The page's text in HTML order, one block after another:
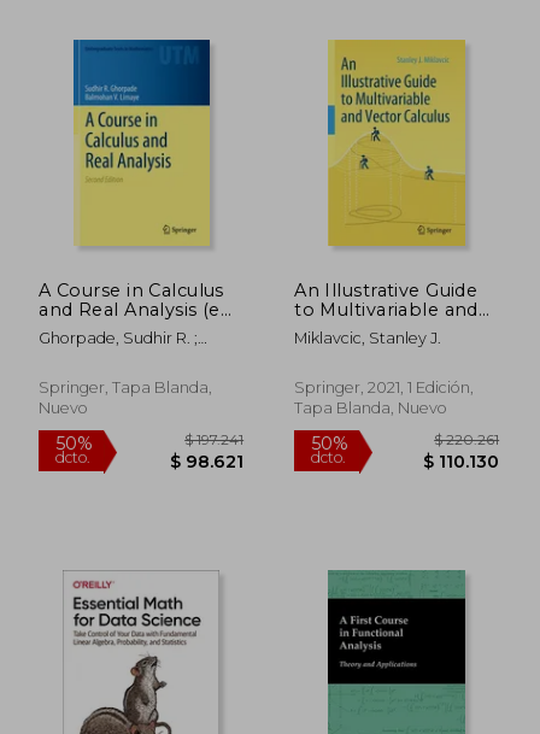
dcto.
A Course in Calculus
and Real Analysis (en
Inglés)
Ghorpade, Sudhir R. ;
Springer, Tapa Blanda,
Nuevo
An Illustrative Guide
to Multivariable and
Vector Calculus (en
Inglés)
Miklavcic, Stanley J.
Springer, 2021, 1 Edición,
Tapa Blanda, Nuevo